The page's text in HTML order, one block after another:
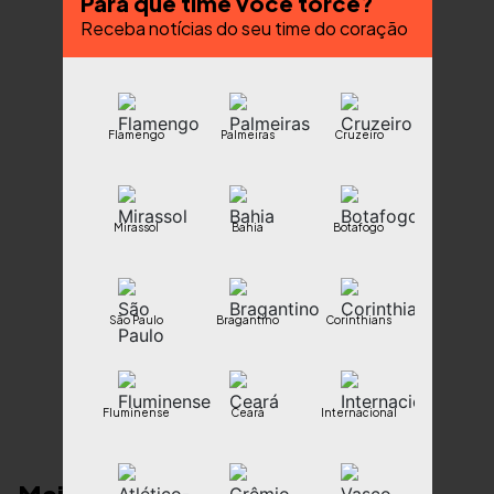
Receba notícias do seu time do coração
Flamengo Palmeiras Cruzeiro
Mirassol Bahia Botafogo
São Paulo Bragantino Corinthians
Fluminense Ceará Internacional